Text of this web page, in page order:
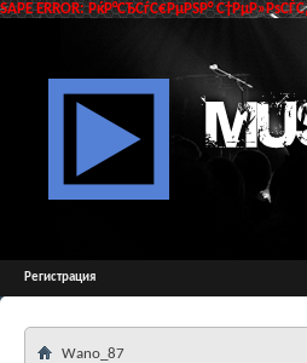
SAPE ERROR: РќР°СЂСѓС€РµРЅР°
Регистрация
Wano_87